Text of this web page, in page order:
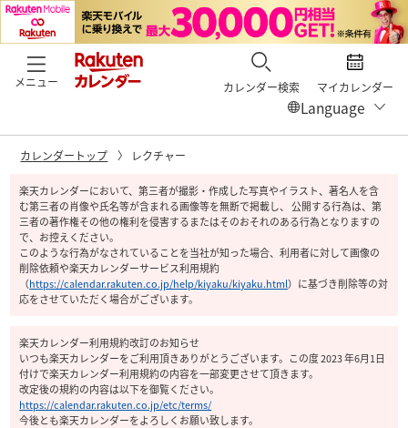
メニュー カレンダー検索 マイカレンダー
カレンダートップ レクチャー
楽天カレンダーにおいて、第三者が撮影・作成した写真やイラスト、著名人を含
む第三者の肖像や氏名等が含まれる画像等を無断で掲載し、 公開する行為は、第
三者の著作権その他の権利を侵害するまたはそのおそれのある行為となりますの
で、お控えください。
このような行為がなされていることを当社が知った場合、利用者に対して画像の
削除依頼や楽天カレンダーサービス利用規約
（https://calendar.rakuten.co.jp/help/kiyaku/kiyaku.html） に基づき削除等の対
応をさせていただく場合がございます。
楽天カレンダー利用規約改訂のお知らせ
いつも楽天カレンダーをご利用頂きありがとうございます。この度 2023 年6月1日
付けで楽天カレンダー利用規約の内容を一部変更させて頂きます。
改定後の規約の内容は以下を御覧ください。
https://calendar.rakuten.co.jp/etc/terms/
今後とも楽天カレンダーをよろしくお願い致します。